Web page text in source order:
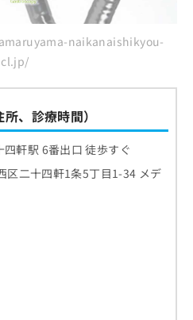
naikanaishikyou-
cl.jp/
、診療時間）
軒駅 6番出口 徒歩すぐ
区二十四軒1条5丁目1-34 メデ